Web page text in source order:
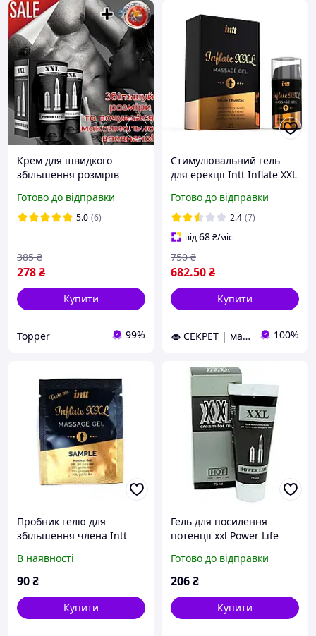
Крем для швидкого
збільшення розмірів
Power
Готово до відправки
5.0 (6)
278₴
385 ₴
Купити
Topper 99%
Стимулювальний гель
для ерекції Intt Inflate XXL
Готово до відправки
2.4 (7)
від68₴/міс
682.50₴
750 ₴
Купити
👄 СЕКРЕТ | магазин інтимних товарів 🍓 100%
Пробник гелю для
збільшення члена Intt
В наявності
90₴
Купити
Гель для посилення
потенції xxl Power Life
Готово до відправки
206₴
Купити